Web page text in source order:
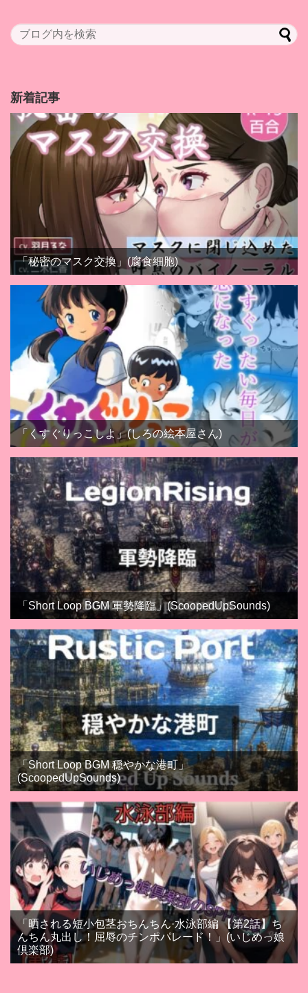
新着記事
「秘密のマスク交換」(腐食細胞)
「くすぐりっこしよ」(しろの絵本屋さん)
「Short Loop BGM 軍勢降臨」(ScoopedUpSounds)
「Short Loop BGM 穏やかな港町」
(ScoopedUpSounds)
「晒される短小包茎おちんちん·水泳部編 【第2話】ち
んちん丸出し！屈辱のチンポパレード！」(いじめっ娘
倶楽部)